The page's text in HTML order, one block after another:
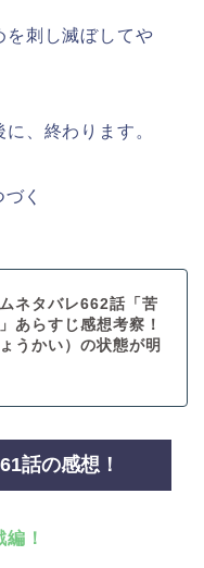
を刺し滅ぼしてや
、終わります。
く
ネタバレ662話「苦
あらすじ感想考察！
うかい）の状態が明
話の感想！
！